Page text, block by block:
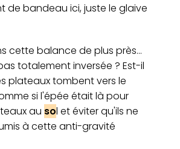
de bandeau ici, juste le glaive
cette balance de plus près...
totalement inversée ? Est-il
plateaux tombent vers le
si l'épée était là pour
au sol et éviter qu'ils ne
à cette anti-gravité